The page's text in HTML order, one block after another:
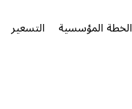
الخطة المؤسسية التسعير